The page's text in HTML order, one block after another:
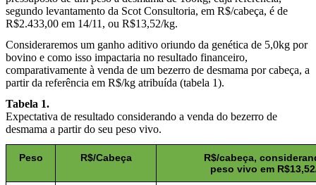
segundo levantamento da Scot Consultoria, em R$/cabeça, é de
R$2.433,00 em 14/11, ou R$13,52/kg.
Consideraremos um ganho aditivo oriundo da genética de 5,0kg por
bovino e como isso impactaria no resultado financeiro,
comparativamente à venda de um bezerro de desmama por cabeça, a
partir da referência em R$/kg atribuída (tabela 1).
Tabela 1.
Expectativa de resultado considerando a venda do bezerro de
desmama a partir do seu peso vivo.
Peso R$/Cabeça
R$/cabeça,
peso vivo em